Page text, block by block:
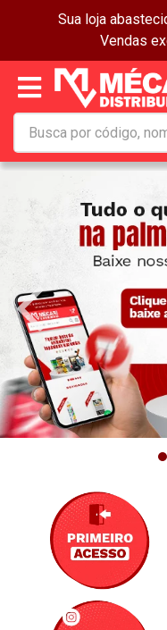
Sua loja
Vendas